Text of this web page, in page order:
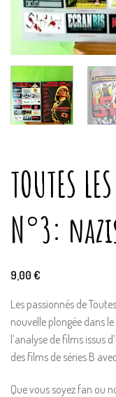
TOUTES
N°3:
9,00 €
Les passionnés de
nouvelle plongée dans
l’analyse de films issus
des films de séries B
Que vous soyez fan ou